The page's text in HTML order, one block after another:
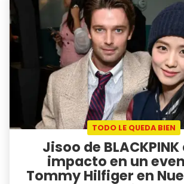
TODO LE QUEDA BIEN
Jisoo de
impacto en un
Tommy Hilfiger en